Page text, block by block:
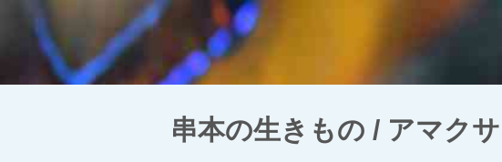
串本の生きもの / アマク